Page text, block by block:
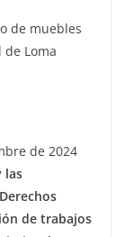
de muebles
Loma
de 2024
las
de trabajos